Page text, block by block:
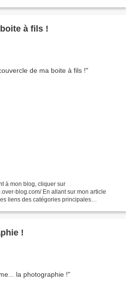
à fils !
à mon blog, cliquer sur
blog.com/ En allant sur mon article
liens des catégories principales
!